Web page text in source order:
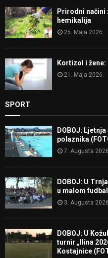
Prirodni načini
hemikalija
25. Maja 2026.
Kortizol i
21. Maja 2026.
SPORT
DOBOJ:
polaznika
7. Augusta 2026.
DOBOJ: U
u malom
3. Augusta
DOBOJ: U
turnir „Ilina
Kostajnice